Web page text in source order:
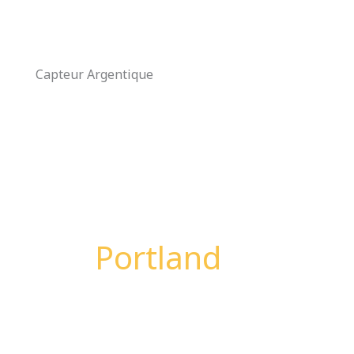
Capteur Argentique
Portland